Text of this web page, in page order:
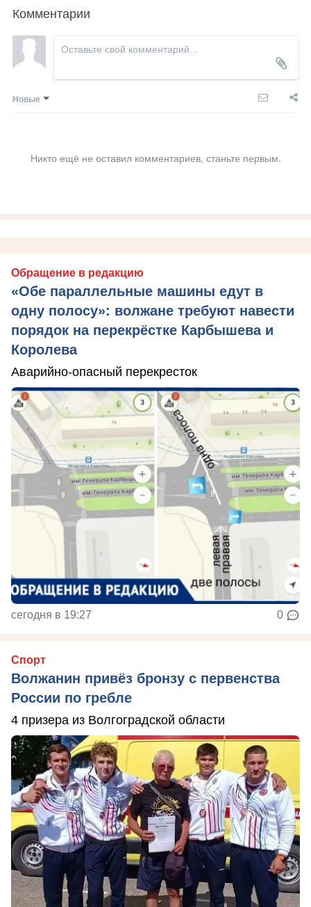
Комментарии
Новые
Никто ещё не оставил комментариев, станьте первым.
Обращение в редакцию
«Обе параллельные машины едут в
одну полосу»: волжане требуют навести
порядок на перекрёстке Карбышева и
Королева
Аварийно-опасный перекресток
сегодня в 19:27 0
Спорт
Волжанин привёз бронзу с первенства
России по гребле
4 призера из Волгоградской области